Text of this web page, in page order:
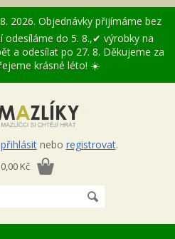
2026. Objednávky přijímáme bez
odesíláme do 5. 8.,✔ výrobky na
a odesílat po 27. 8. Děkujeme za
krásné léto! ☀️
přihlásitnebo registrovat.
Kč